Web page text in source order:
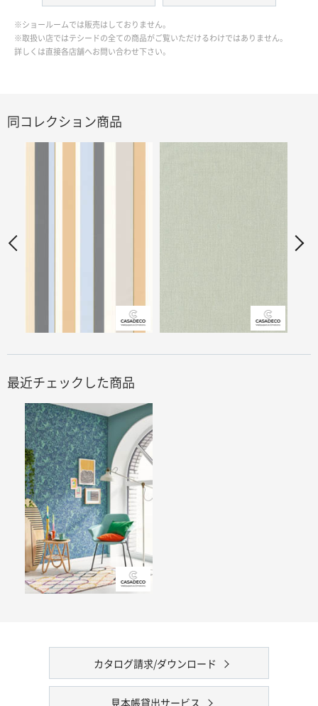
※ショールームでは販売はしておりません。
※取扱い店ではテシードの全ての商品がご覧いただけるわけではありません。
詳しくは直接各店舗へお問い合わせ下さい。
同コレクション商品
最近チェックした商品
カタログ請求/ダウンロード
見本帳貸出サービス